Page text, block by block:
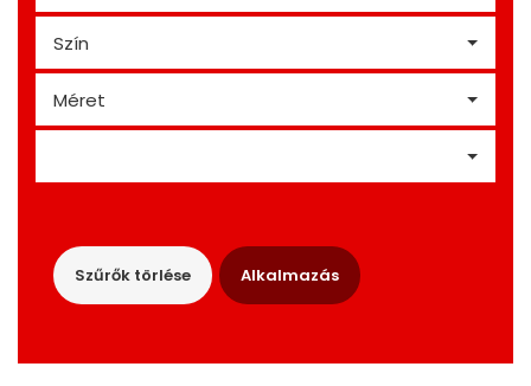
Szín
Méret
Szűrők törlése Alkalmazás